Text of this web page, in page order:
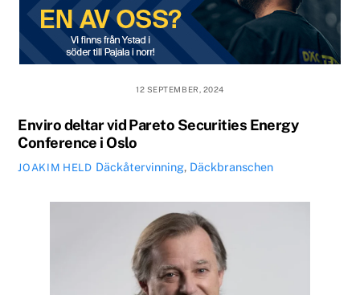
12 SEPTEMBER, 2024
Enviro deltar vid Pareto Securities Energy
Conference i Oslo
JOAKIM HELD Däckåtervinning, Däckbranschen